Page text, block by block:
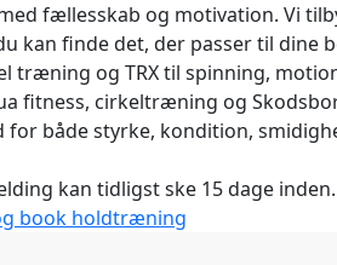
fællesskab og motivation. Vi
kan finde det, der passer til dine
træning og TRX til spinning,
fitness, cirkeltræning og
for både styrke, kondition,
kan tidligst ske 15 dage inden.
book holdtræning